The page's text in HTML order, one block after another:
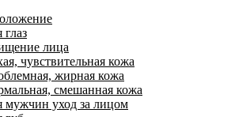
глаз
лица
чувствительная кожа
жирная кожа
смешанная кожа
мужчин уход за лицом